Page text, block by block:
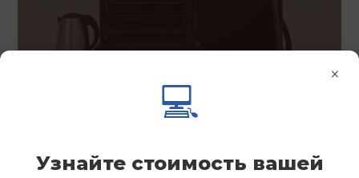
×
💻
Узнайте стоимость вашей